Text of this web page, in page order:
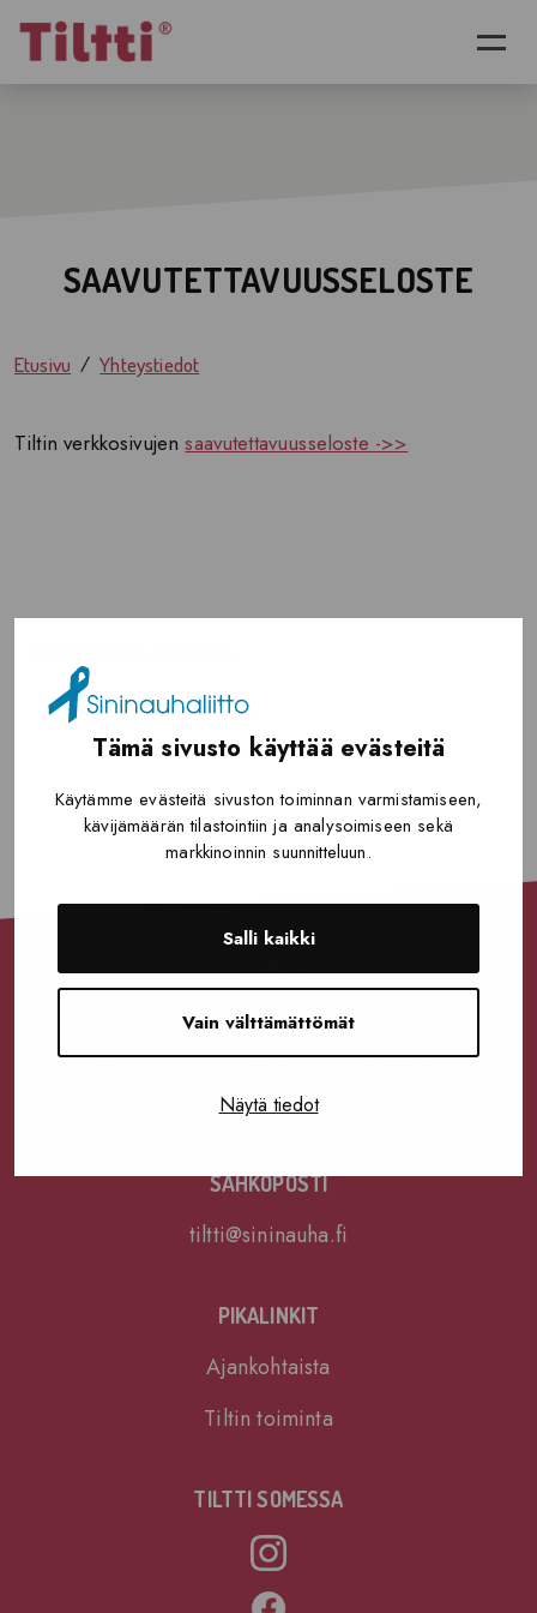
Tämä sivusto käyttää evästeitä
Käytämme evästeitä sivuston toiminnan varmistamiseen,
kävijämäärän tilastointiin ja analysoimiseen sekä
markkinoinnin suunnitteluun.
Vain välttämättömät
Salli kaikki
Näytä tiedot
SAAVUTETTAVUUSSELOSTE
Etusivu Yhteystiedot
Tiltin verkkosivujensaavutettavuusseloste ->>
Saavutettavuusseloste
OSOITE
Tiltti sijaitsee Helsingin Hakaniemessä.
(kulku Paasivuorenkadulta)
SÄHKÖPOSTI
tiltti@sininauha.fi
PIKALINKIT
Ajankohtaista
Tiltin toiminta
TILTTI SOMESSA